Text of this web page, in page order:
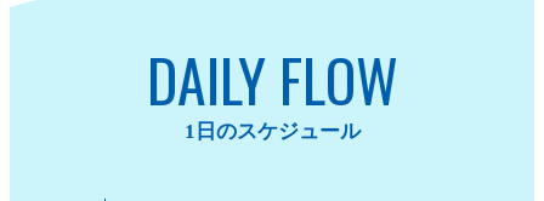
DAILY FLOW
1日のスケジュール